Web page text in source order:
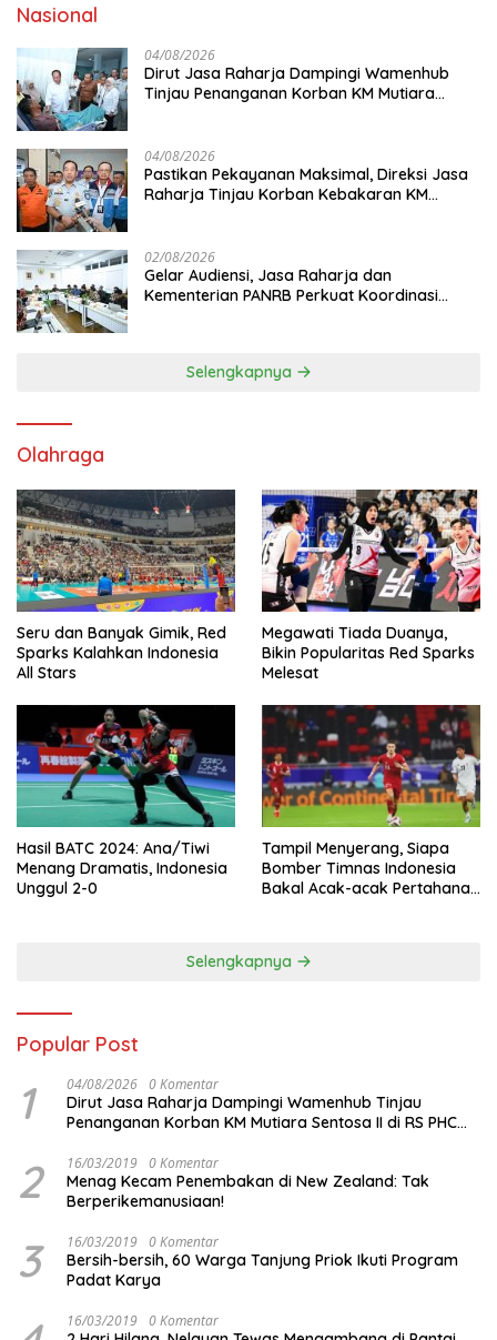
Nasional
04/08/2026
Dirut Jasa Raharja Dampingi Wamenhub
Tinjau Penanganan Korban KM Mutiara
04/08/2026
Pastikan Pekayanan Maksimal, Direksi Jasa
Raharja Tinjau Korban Kebakaran KM
02/08/2026
Gelar Audiensi, Jasa Raharja dan
Kementerian PANRB Perkuat Koordinasi
Selengkapnya
Olahraga
Seru dan Banyak Gimik, Red
Sparks Kalahkan Indonesia
All Stars
Megawati Tiada Duanya,
Bikin Popularitas Red Sparks
Melesat
Hasil BATC 2024: Ana/Tiwi
Menang Dramatis, Indonesia
Unggul 2-0
Tampil Menyerang, Siapa
Bomber Timnas Indonesia
Bakal Acak-acak Pertahanan
Selengkapnya
Popular Post
1 04/08/2026 0 Komentar
Dirut Jasa Raharja Dampingi Wamenhub Tinjau
Penanganan Korban KM Mutiara Sentosa II di RS PHC
2 16/03/2019 0 Komentar
Menag Kecam Penembakan di New Zealand: Tak
Berperikemanusiaan!
3 16/03/2019 0 Komentar
Bersih-bersih, 60 Warga Tanjung Priok Ikuti Program
Padat Karya
16/03/2019 0 Komentar